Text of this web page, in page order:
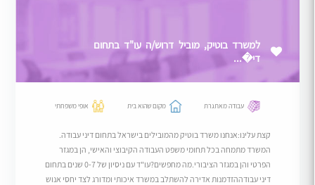
למשרד בוטיק, מוביל דרוש/ה עו"ד בתחום
די�...
עבודה מאתגרת מקום שהוא בית אופי משפחתי
קצת עלינו:אנחנו משרד בוטיק מהמובילים בישראל בתחום דיני עבודה.
המשרד מתמחה בכל תחומי משפט העבודה הקיבוצי והאישי, הן במגזר
הפרטי והן במגזר הציבורי.מה מחפשים?עו"ד עם ניסיון של 0-7 שנים בתחום
דיני עבודההזדמנות אדירה להשתלב במשרד איכותי ומדורג לצד יחסי אנוש